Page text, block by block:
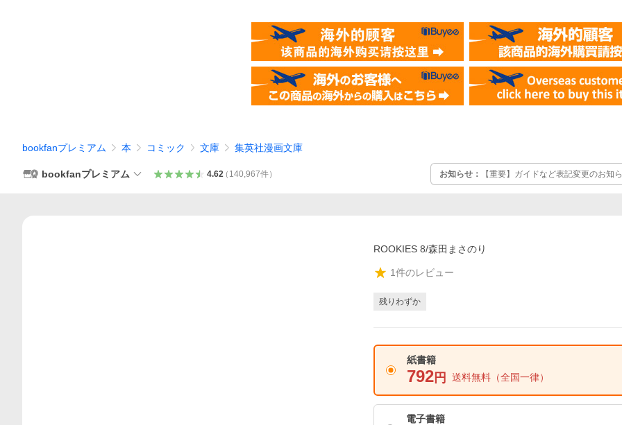
bookfanプレミアム 本 コミック 文庫 集英社漫画文庫
bookfanプレミアム 4.62（ 140,967件） お知らせ： 【重要】ガイドなど表記変更のお知
ROOKIES 8/森田まさのり
1件のレビュー
残りわずか
紙書籍
792 円 送料無料 （全国一律）
電子書籍